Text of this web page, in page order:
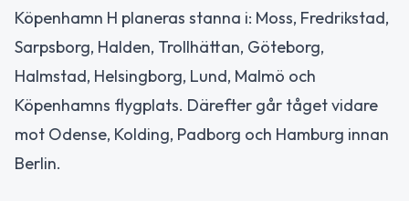
Köpenhamn H planeras stanna i: Moss, Fredrikstad,
Sarpsborg, Halden, Trollhättan, Göteborg,
Halmstad, Helsingborg, Lund, Malmö och
Köpenhamns flygplats. Därefter går tåget vidare
mot Odense, Kolding, Padborg och Hamburg innan
Berlin.